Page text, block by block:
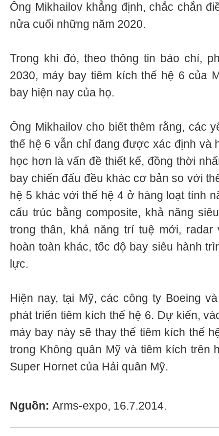
Ông Mikhailov khẳng định, chắc chắn
nửa cuối những năm 2020.
Trong khi đó, theo thông tin báo chí,
2030, máy bay tiêm kích thế hệ 6 của
bay hiện nay của họ.
Ông Mikhailov cho biết thêm rằng, các
thế hệ 6 vẫn chỉ đang được xác định và
học hơn là vấn đề thiết kế, đồng thời
bay chiến đấu đều khác cơ bản so với
hệ 5 khác với thế hệ 4 ở hàng loạt tính
cấu trúc bằng composite, khả năng
trong thân, khả năng trí tuệ mới, radar
hoàn toàn khác, tốc độ bay siêu hành
lực.
Hiện nay, tại Mỹ, các công ty Boeing
phát triển tiêm kích thế hệ 6. Dự kiến,
máy bay này sẽ thay thế tiêm kích thế
trong Không quân Mỹ và tiêm kích trên
Super Hornet của Hải quân Mỹ.
Nguồn: Arms-expo, 16.7.2014.